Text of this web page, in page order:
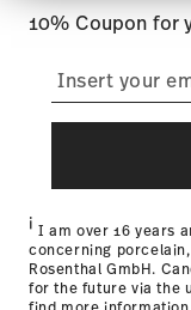
führen diese
weiteren Daten
Nutzung der
Germany, these
Tracking:You will
as your parcel is
Delivery time:1-3
for items in
10% Coupon for
i I am over 16 years
concerning
Rosenthal GmbH.
for the future via the